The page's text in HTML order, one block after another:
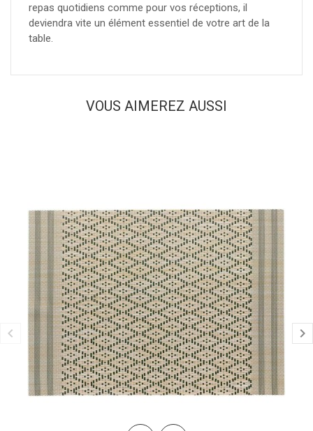
repas quotidiens comme pour vos réceptions, il
deviendra vite un élément essentiel de votre art de la
table.
VOUS AIMEREZ AUSSI